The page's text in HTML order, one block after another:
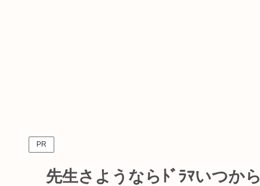
PR
先生さようならﾄﾞﾗﾏいつか